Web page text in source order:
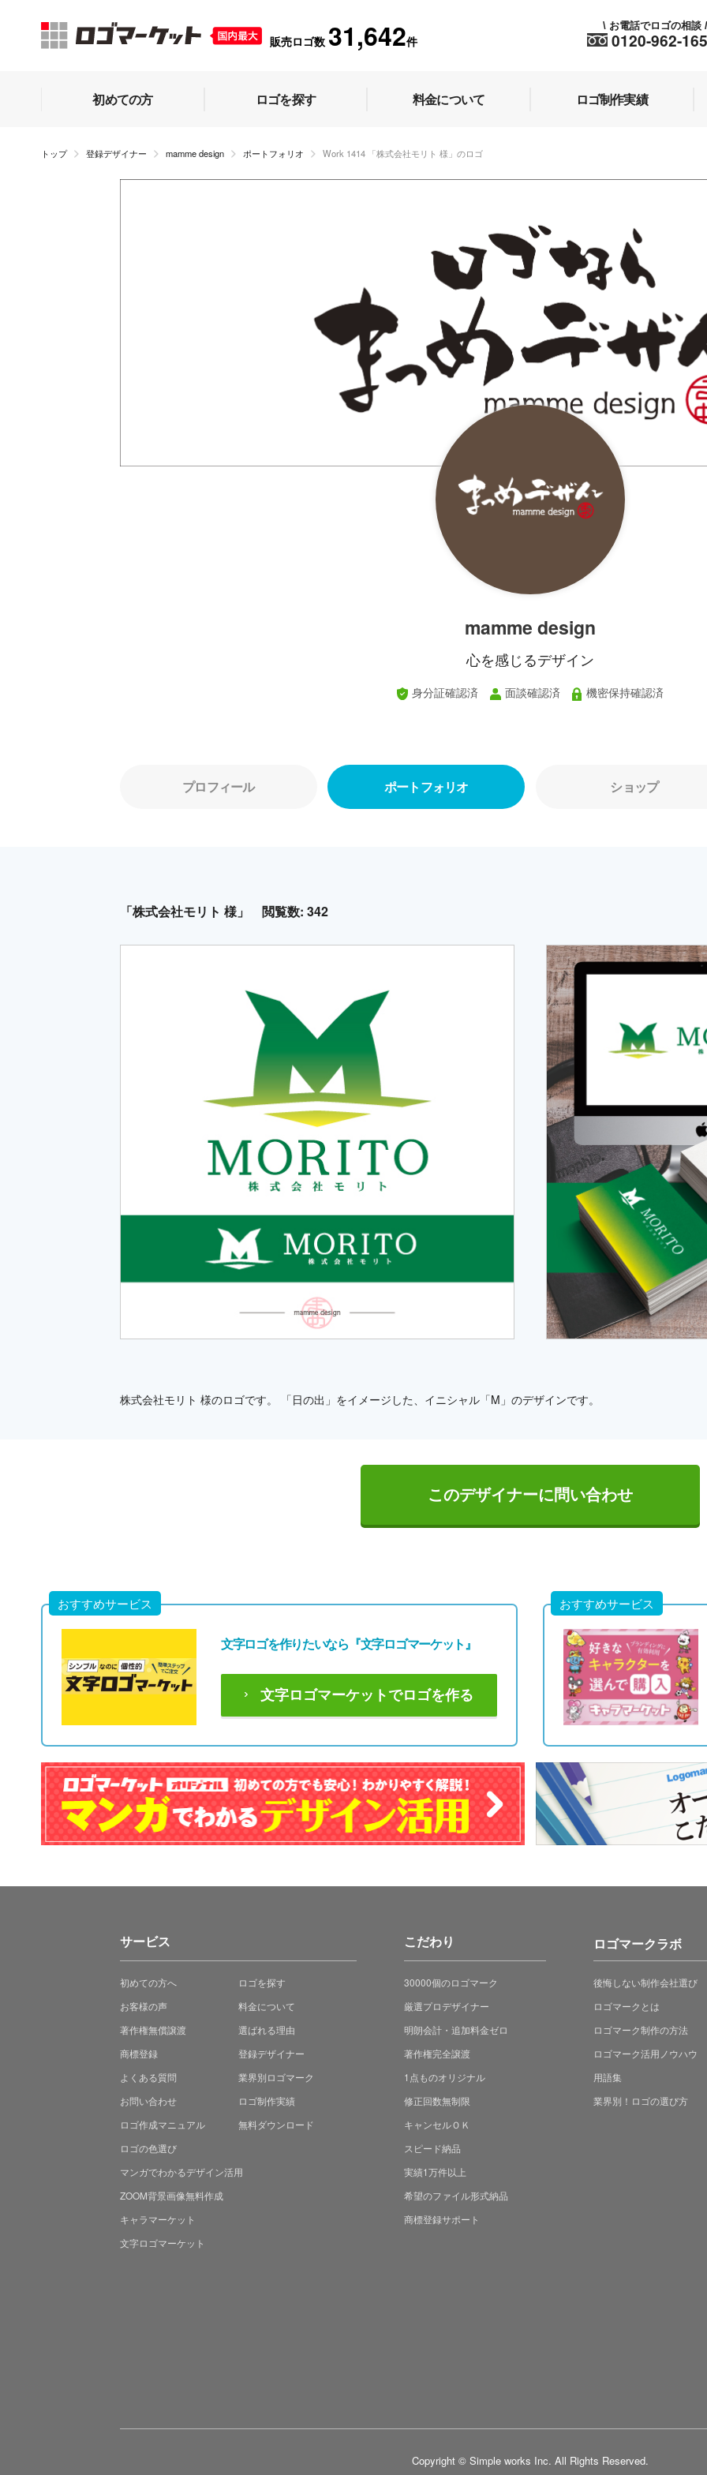
販売ロゴ数 31,642件 0120-962-165
\ お電話でロゴの相談 /
初めての方 ロゴを探す 料金について ロゴ制作実績
トップ 登録デザイナー mamme design ポートフォリオ Work 1414 「株式会社モリト 様」のロゴ
mamme design
心を感じるデザイン
身分証確認済 面談確認済 機密保持確認済
プロフィール ポートフォリオ ショップ
「株式会社モリト 様」 閲覧数: 342
株式会社モリト 様のロゴです。 「日の出」をイメージした、イニシャル「M」のデザインです。
このデザイナーに問い合わせ
おすすめサービス
文字ロゴを作りたいなら 『文字ロゴマーケット』
文字ロゴマーケットでロゴを作る
おすすめサービス
サービス
初めての方へ
ロゴを探す
お客様の声
料金について
著作権無償譲渡
選ばれる理由
商標登録
登録デザイナー
よくある質問
業界別ロゴマーク
お問い合わせ
ロゴ制作実績
ロゴ作成マニュアル
無料ダウンロード
ロゴの色選び
マンガでわかるデザイン活用
ZOOM背景画像無料作成
キャラマーケット
文字ロゴマーケット
こだわり
30000個のロゴマーク
厳選プロデザイナー
明朗会計・追加料金ゼロ
著作権完全譲渡
1点ものオリジナル
修正回数無制限
キャンセルＯＫ
スピード納品
実績1万件以上
希望のファイル形式納品
商標登録サポート
ロゴマークラボ
後悔しない制作会社選び
ロゴマークとは
ロゴマーク制作の方法
ロゴマーク活用ノウハウ
用語集
業界別！ロゴの選び方
Copyright © Simple works Inc. All Rights Reserved.